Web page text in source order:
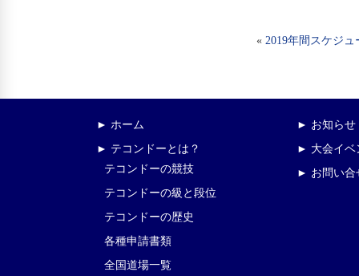
« 2019年間スケジュ
► ホーム
► テコンドーとは？
テコンドーの競技
テコンドーの級と段位
テコンドーの歴史
各種申請書類
全国道場一覧
► お知らせ
► 大会イベ
► お問い合